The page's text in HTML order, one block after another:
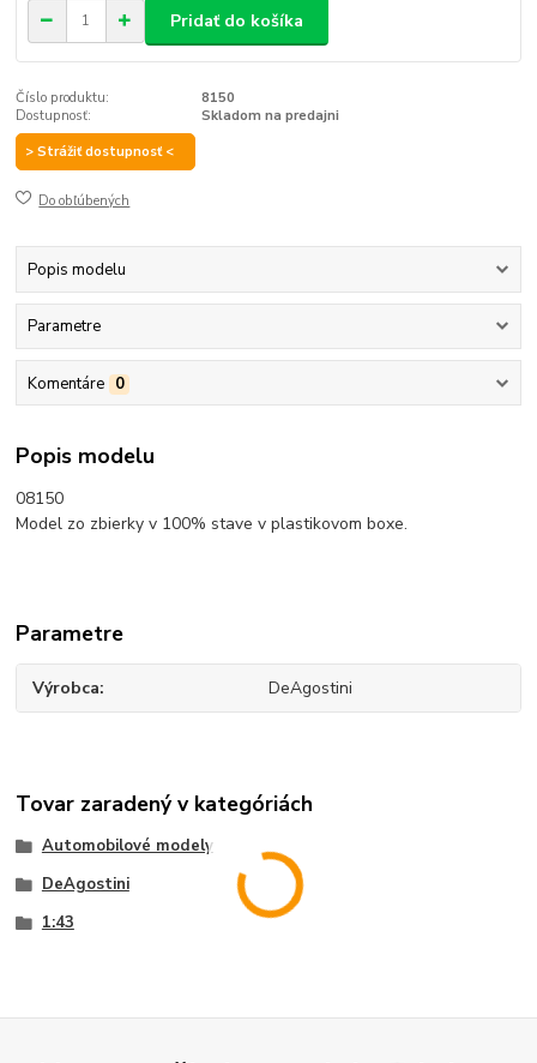
Pridať do košíka
Číslo produktu:
8150
Dostupnosť:
Skladom na predajni
> Strážiť dostupnosť <
Do obľúbených
Popis modelu
Parametre
Komentáre 0
Popis modelu
08150
Model zo zbierky v 100% stave v plastikovom boxe.
Parametre
Výrobca DeAgostini
Tovar zaradený v kategóriách
Automobilové modely
DeAgostini
1:43